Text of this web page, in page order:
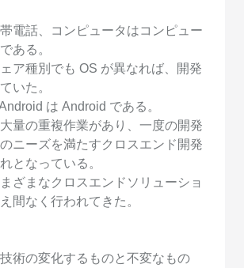
電話、コンピュータはコンピュー
ある。
ア種別でも OS が異なれば、開発
いた。
は Android である。
量の重複作業があり、一度の開発
ニーズを満たすクロスエンド開発
となっている。
ざまなクロスエンドソリューショ
間なく行われてきた。
術の変化するものと不変なもの